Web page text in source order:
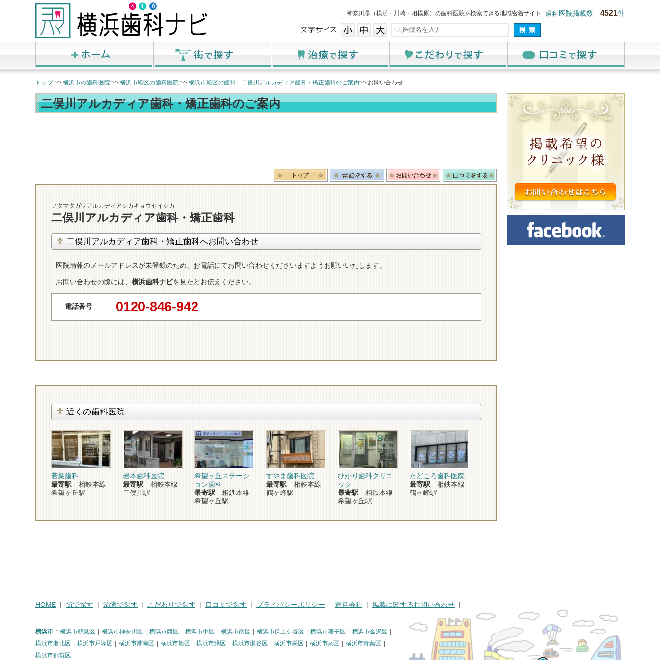
歯科医院掲載数 4521件
神奈川県（横浜・川崎・相模原）の歯科医院を検索できる地域密着サイト
トップ>> 横浜市の歯科医院 >> 横浜市旭区の歯科医院 >> 横浜市旭区の歯科 二俣川アルカディア歯科・矯正歯科のご案内>> お問い合わせ
二俣川アルカディア歯科・矯正歯科のご案内
フタマタガワアルカディアシカキョウセイシカ
二俣川アルカディア歯科・矯正歯科
二俣川アルカディア歯科・矯正歯科へお問い合わせ
医院情報のメールアドレスが未登録のため、お電話にてお問い合わせくださいますようお願いいたします。
お問い合わせの際には、 横浜歯科ナビを見たとお伝えください。
電話番号 0120-846-942
近くの歯科医院
若葉歯科
最寄駅 相鉄本線
希望ヶ丘駅
岩本歯科医院
最寄駅 相鉄本線
二俣川駅
希望ヶ丘ステーシ
ョン歯科
最寄駅 相鉄本線
希望ヶ丘駅
すやま歯科医院
最寄駅 相鉄本線
鶴ヶ峰駅
ひかり歯科クリニ
ック
最寄駅 相鉄本線
希望ヶ丘駅
たどころ歯科医院
最寄駅 相鉄本線
鶴ヶ峰駅
HOME 街で探す 治療で探す こだわりで探す 口コミで探す プライバシーポリシー 運営会社 掲載に関するお問い合わせ
横浜市 横浜市鶴見区 横浜市神奈川区 横浜市西区 横浜市中区 横浜市南区 横浜市保土ケ谷区 横浜市磯子区
横浜市金沢区
横浜市港北区
横浜市戸塚区 横浜市港南区 横浜市旭区 横浜市緑区 横浜市瀬谷区 横浜市栄区 横浜市泉区
横浜市青葉区
横浜市都筑区